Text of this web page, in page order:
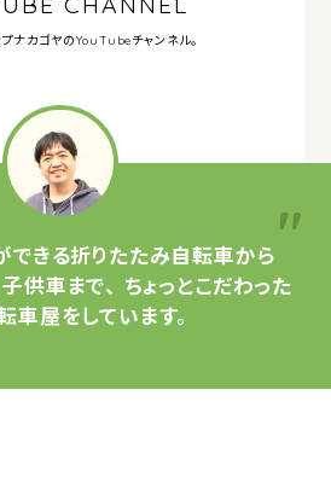
プナカゴヤのYouTubeチャンネル。
できる折りたたみ自転車から
供車まで、 ちょっとこだわった
車屋をしています。